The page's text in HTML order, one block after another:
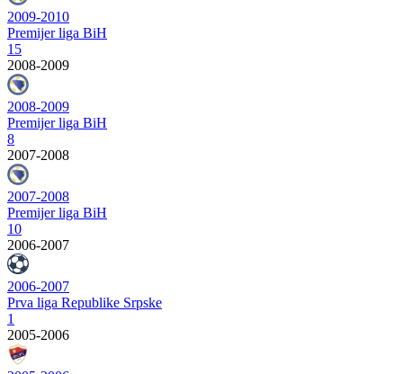
2009-2010
Premijer liga BiH
15
2008-2009
2008-2009
Premijer liga BiH
8
2007-2008
2007-2008
Premijer liga BiH
10
2006-2007
2006-2007
Prva liga Republike Srpske
1
2005-2006